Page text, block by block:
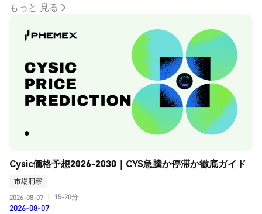
もっと 見る
Cysic価格予想2026-2030｜CYS急騰か停滞か徹底ガイド
市場洞察
2026-08-07
15-20分
2026-08-07